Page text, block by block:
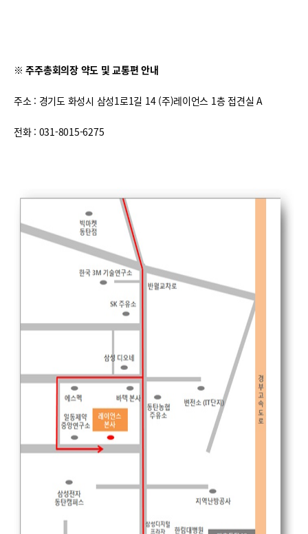
※ 주주총회의장 약도 및 교통편 안내
주소 : 경기도 화성시 삼성1로1길 14 (주)레이언스 1층 접견실 A
전화 : 031-8015-6275